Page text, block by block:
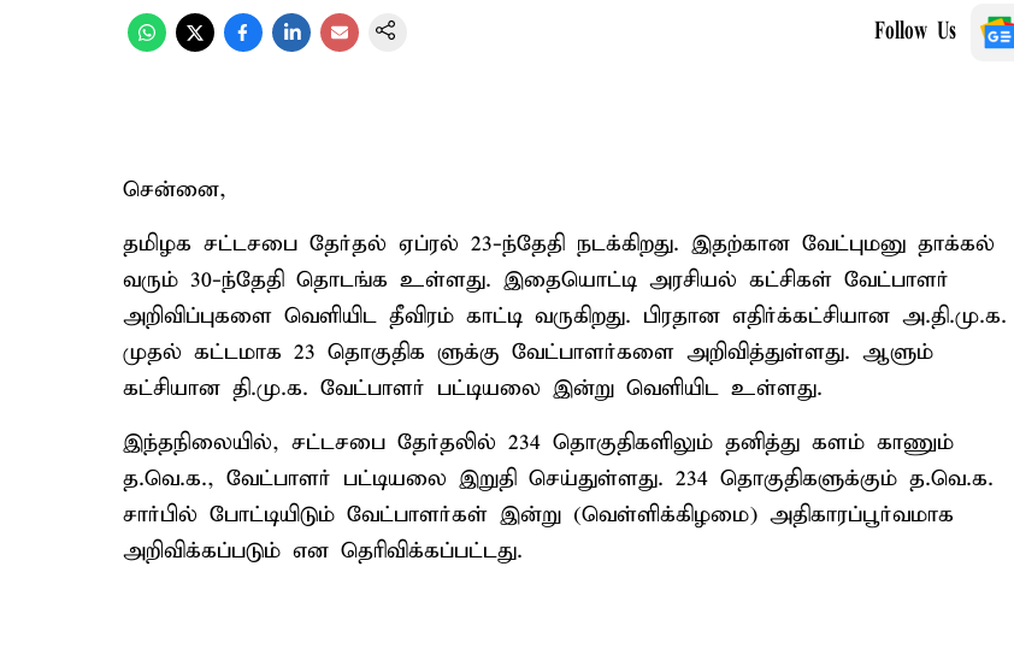
Follow Us
சென்னை,
தமிழக சட்டசபை தேர்தல் ஏப்ரல் 23-ந்தேதி நடக்கிறது. இதற்கான வேட்புமனு தாக்கல்
வரும் 30-ந்தேதி தொடங்க உள்ளது. இதையொட்டி அரசியல் கட்சிகள் வேட்பாளர்
அறிவிப்புகளை வெளியிட தீவிரம் காட்டி வருகிறது. பிரதான எதிர்க்கட்சியான அ.தி.மு.க.
முதல் கட்டமாக 23 தொகுதிக ளுக்கு வேட்பாளர்களை அறிவித்துள்ளது. ஆளும்
கட்சியான தி.மு.க. வேட்பாளர் பட்டியலை இன்று வெளியிட உள்ளது.
இந்தநிலையில், சட்டசபை தேர்தலில் 234 தொகுதிகளிலும் தனித்து களம் காணும்
த.வெ.க., வேட்பாளர் பட்டியலை இறுதி செய்துள்ளது. 234 தொகுதிகளுக்கும் த.வெ.க.
சார்பில் போட்டியிடும் வேட்பாளர்கள் இன்று (வெள்ளிக்கிழமை) அதிகாரப்பூர்வமாக
அறிவிக்கப்படும் என தெரிவிக்கப்பட்டது.